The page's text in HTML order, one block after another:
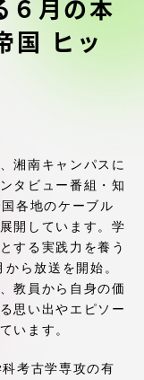
６月の本
国 ヒッ
湘南キャンパスに
タビュー番組・知
各地のケーブル
開しています。学
する実践力を養う
ら放送を開始。
教員から自身の価
思い出やエピソー
います。
考古学専攻の有